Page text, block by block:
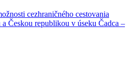
cezhraničného cestovania
Českou republikou v úseku Čadca –